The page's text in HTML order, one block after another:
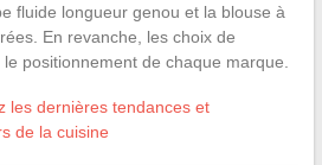
fluide longueur genou et la blouse à
En revanche, les choix de
positionnement de chaque marque.
les dernières tendances et
de la cuisine